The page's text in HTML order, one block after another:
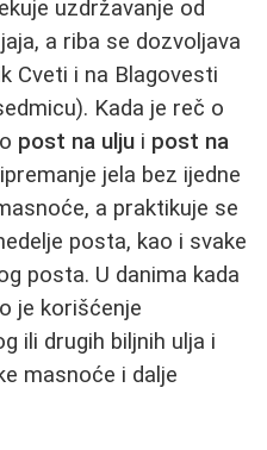
uzdržavanje od
a riba se dozvoljava
Cveti i na Blagovesti
Kada je reč o
post na ulju i post na
jela bez ijedne
a praktikuje se
posta, kao i svake
posta. U danima kada
je korišćenje
ili drugih biljnih ulja i
masnoće i dalje